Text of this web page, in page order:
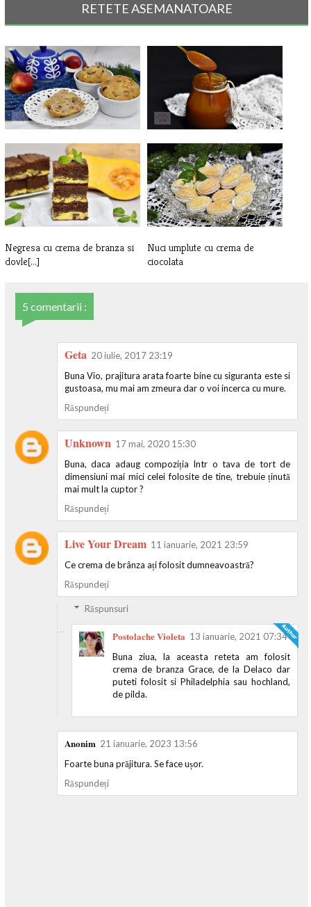
RETETE ASEMANATOARE
Prajitura de post cu mere si nuci,
[...]
Sos caramel
Negresa cu crema de branza si
dovle[...]
Nuci umplute cu crema de
ciocolata
5 comentarii :
Geta 20 iulie, 2017 23:19
Buna Vio, prajitura arata foarte bine cu siguranta este si
gustoasa, mu mai am zmeura dar o voi incerca cu mure.
Răspundeți
Unknown 17 mai, 2020 15:30
Buna, daca adaug compoziția Intr o tava de tort de
dimensiuni mai mici celei folosite de tine, trebuie ținută
mai mult la cuptor ?
Răspundeți
Live Your Dream 11 ianuarie, 2021 23:59
Ce crema de brânza ați folosit dumneavoastră?
Răspundeți
Răspunsuri
Postolache Violeta 13 ianuarie, 2021 07:34
Buna ziua, la aceasta reteta am folosit
crema de branza Grace, de la Delaco dar
puteti folosit si Philadelphia sau hochland,
de pilda.
Anonim 21 ianuarie, 2023 13:56
Foarte buna prăjitura. Se face ușor.
Răspundeți